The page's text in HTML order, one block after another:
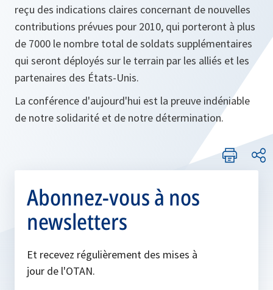
reçu des indications claires concernant de nouvelles
contributions prévues pour 2010, qui porteront à plus
de 7000 le nombre total de soldats supplémentaires
qui seront déployés sur le terrain par les alliés et les
partenaires des États-Unis.
La conférence d'aujourd'hui est la preuve indéniable
de notre solidarité et de notre détermination.
Abonnez-vous à nos
newsletters
Et recevez régulièrement des mises à
jour de l'OTAN.